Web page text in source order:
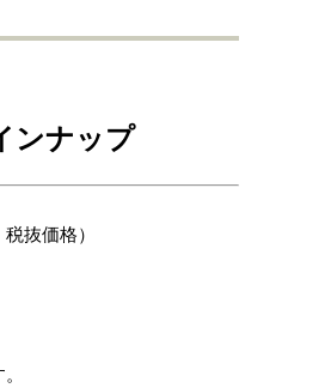
ンナップ
抜価格）